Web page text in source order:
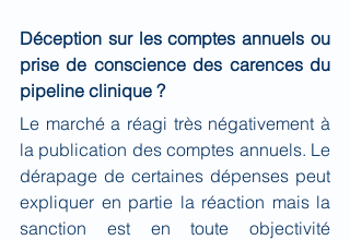
Déception sur les comptes annuels ou
prise de conscience des carences du
pipeline clinique ?
Le marché a réagi très négativement à
la publication des comptes annuels. Le
dérapage de certaines dépenses peut
expliquer en partie la réaction mais la
sanction est en toute objectivité